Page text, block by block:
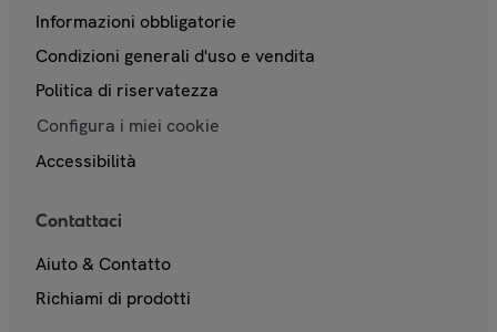
Informazioni obbligatorie
Condizioni generali d'uso e vendita
Politica di riservatezza
Configura i miei cookie
Accessibilità
Contattaci
Aiuto & Contatto
Richiami di prodotti